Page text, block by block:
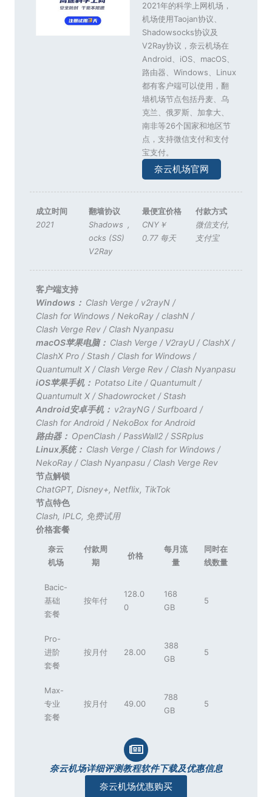
2021年的科学上网机场，
机场使用Taojan协议、
Shadowsocks协议及
V2Ray协议，奈云机场在
Android、iOS、macOS、
路由器、Windows、Linux
都有客户端可以使用，翻
墙机场节点包括丹麦、乌
克兰、俄罗斯、加拿大、
南非等26个国家和地区节
点，支持微信支付和支付
宝支付。
奈云机场官网
成立时间
2021
翻墙协议
Shadows
ocks (SS)
,
V2Ray
最便宜价格
CNY￥
0.77 每天
付款方式
微信支付,
支付宝
客户端支持
Windows： Clash Verge/ v2rayN/
Clash for Windows/ NekoRay/clashN/
Clash Verge Rev/ Clash Nyanpasu
macOS苹果电脑： Clash Verge/ V2rayU/ ClashX/
ClashX Pro/Stash/ Clash for Windows/
Quantumult X/ Clash Verge Rev/ Clash Nyanpasu
iOS苹果手机： Potatso Lite/ Quantumult/
Quantumult X/Shadowrocket/Stash
Android安卓手机： v2rayNG/Surfboard/
Clash for Android/ NekoBox for Android
路由器： OpenClash/ PassWall2/SSRplus
Linux系统： Clash Verge/ Clash for Windows/
NekoRay/ Clash Nyanpasu/ Clash Verge Rev
节点解锁
ChatGPT, Disney+, Netflix, TikTok
节点特色
Clash, IPLC, 免费试用
价格套餐
奈云
机场
付款周
期
价格
每月流
量
同时在
线数量
Bacic-
基础
套餐
按年付
128.0
0
168
GB
5
Pro-
进阶
套餐
按月付 28.00
388
GB
5
Max-
专业
套餐
按月付 49.00
788
GB
5
奈云机场详细评测教程软件下载及优惠信息
奈云机场优惠购买